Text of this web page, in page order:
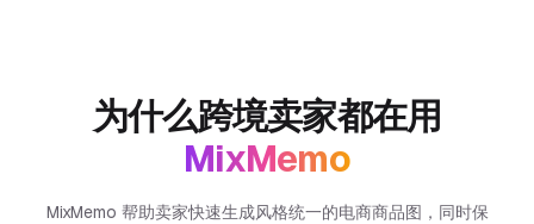
为什么跨境卖家都在用
MixMemo
MixMemo 帮助卖家快速生成风格统一的电商商品图，同时保